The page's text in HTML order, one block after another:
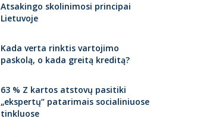
Atsakingo skolinimosi principai
Lietuvoje
Kada verta rinktis vartojimo
paskolą, o kada greitą kreditą?
63 % Z kartos atstovų pasitiki
„ekspertų“ patarimais socialiniuose
tinkluose